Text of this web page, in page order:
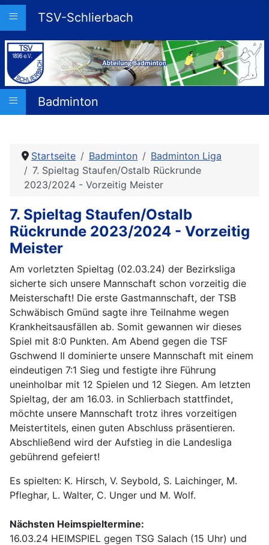
TSV-Schlierbach
≡
Badminton
≡
Startseite Badminton
Badminton Liga
7. Spieltag Staufen/Ostalb Rückrunde
2023/2024 - Vorzeitig Meister
7. Spieltag Staufen/Ostalb
Rückrunde 2023/2024 - Vorzeitig
Meister
Am vorletzten Spieltag (02.03.24) der Bezirksliga
sicherte sich unsere Mannschaft schon vorzeitig die
Meisterschaft! Die erste Gastmannschaft, der TSB
Schwäbisch Gmünd sagte ihre Teilnahme wegen
Krankheitsausfällen ab. Somit gewannen wir dieses
Spiel mit 8:0 Punkten. Am Abend gegen die TSF
Gschwend II dominierte unsere Mannschaft mit einem
eindeutigen 7:1 Sieg und festigte ihre Führung
uneinholbar mit 12 Spielen und 12 Siegen. Am letzten
Spieltag, der am 16.03. in Schlierbach stattfindet,
möchte unsere Mannschaft trotz ihres vorzeitigen
Meistertitels, einen guten Abschluss präsentieren.
Abschließend wird der Aufstieg in die Landesliga
gebührend gefeiert!
Es spielten: K. Hirsch, V. Seybold, S. Laichinger, M.
Pfleghar, L. Walter, C. Unger und M. Wolf.
Nächsten Heimspieltermine:
16.03.24 HEIMSPIEL gegen TSG Salach (15 Uhr) und